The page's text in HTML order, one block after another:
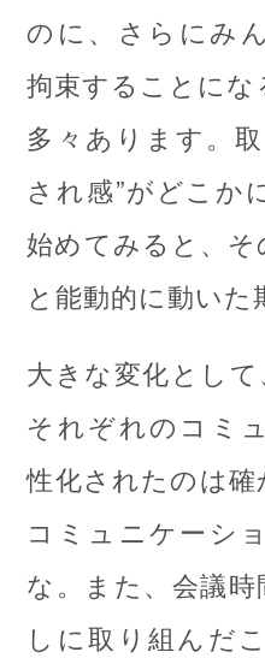
のに、さらにみ
拘束することに
多々あります。
され感”がどこか
始めてみると、そ
と能動的に動いた
大きな変化とし
それぞれのコミ
性化されたのは
コミュニケーシ
な。また、会議
しに取り組んだ